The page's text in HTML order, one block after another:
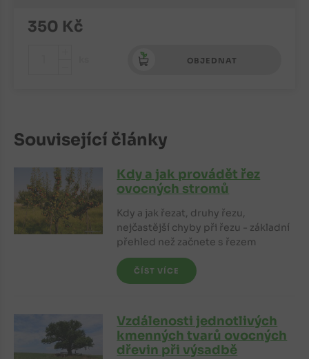
350 Kč
OBJEDNAT
Související články
Kdy a jak provádět řez
ovocných stromů
Kdy a jak řezat, druhy řezu,
nejčastější chyby při řezu - základní
přehled než začnete s řezem
ČÍST VÍCE
Vzdálenosti jednotlivých
kmenných tvarů ovocných
dřevin při výsadbě